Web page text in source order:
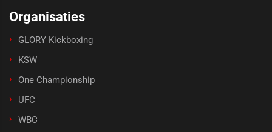
Organisaties
GLORY Kickboxing
KSW
One Championship
UFC
WBC